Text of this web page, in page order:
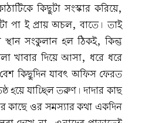
কিছুটা সংস্কার করিয়ে,
পা ই প্রায় অচল, বাতে। তাই
স্থান সংকুলান হল ঠিকই, কিন্তু
খাবার দিয়ে আসা, ধরে ধরে
কিছুদিন যাবৎ অফিস ফেরত
হয়ে যাচ্ছিল তরুণ। দাদার কাছ
কাছে ওর সমস্যার কথা একদিন